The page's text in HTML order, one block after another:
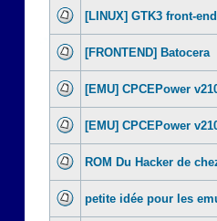
[LINUX] GTK3 front-
[FRONTEND] Batocera
[EMU] CPCEPower
[EMU] CPCEPower
ROM Du Hacker de
petite idée pour les